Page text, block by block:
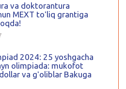
va doktorantura
MEXT toʻliq grantiga
2024: 25 yoshgacha
olimpiada: mukofot
va gʻoliblar Bakuga